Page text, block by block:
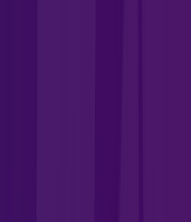
Jogue online com estabilidade,